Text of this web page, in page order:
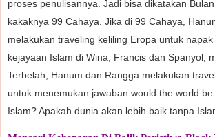
proses penulisannya. Jadi bisa dikatakan
kakaknya 99 Cahaya. Jika di 99 Cahaya,
melakukan traveling keliling Eropa untuk
kejayaan Islam di Wina, Francis dan Spanyol,
Terbelah, Hanum dan Rangga melakukan
untuk menemukan jawaban would the world
Islam? Apakah dunia akan lebih baik tanpa